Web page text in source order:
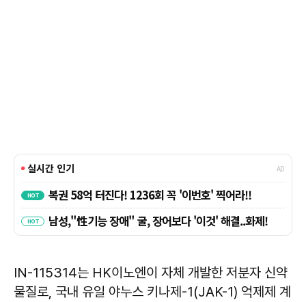
IN-115314는 HK이노엔이 자체 개발한 저분자 신약
물질로, 국내 유일 야누스 키나제-1(JAK-1) 억제제 계